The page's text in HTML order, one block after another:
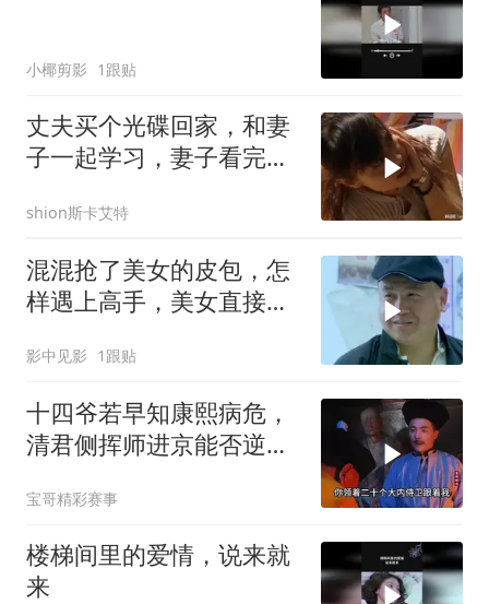
小椰剪影 1跟贴
丈夫买个光碟回家，和妻
子一起学习，妻子看完反
shion斯卡艾特
混混抢了美女的皮包，怎
样遇上高手，美女直接教
影中见影 1跟贴
十四爷若早知康熙病危，
清君侧挥师进京能否逆转
宝哥精彩赛事
楼梯间里的爱情，说来就
来